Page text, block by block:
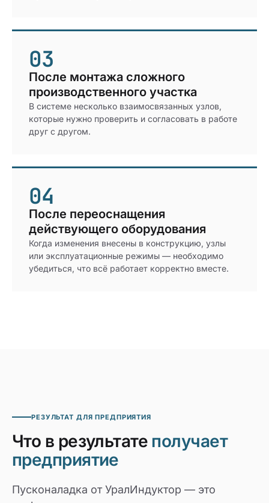
03
После монтажа сложного
производственного участка
В системе несколько взаимосвязанных узлов,
которые нужно проверить и согласовать в работе
друг с другом.
04
После переоснащения
действующего оборудования
Когда изменения внесены в конструкцию, узлы
или эксплуатационные режимы — необходимо
убедиться, что всё работает корректно вместе.
РЕЗУЛЬТАТ ДЛЯ ПРЕДПРИЯТИЯ
Что в результате получает
предприятие
Пусконаладка от УралИндуктор — это